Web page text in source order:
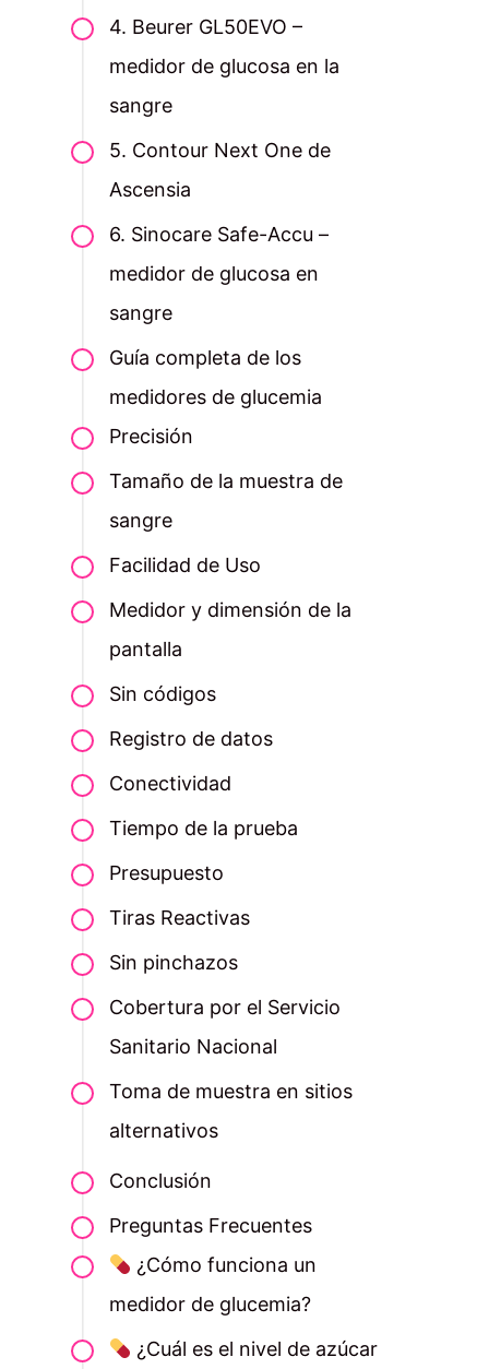
4. Beurer GL50EVO –
medidor de glucosa en la
sangre
5. Contour Next One de
Ascensia
6. Sinocare Safe-Accu –
medidor de glucosa en
sangre
Guía completa de los
medidores de glucemia
Precisión
Tamaño de la muestra de
sangre
Facilidad de Uso
Medidor y dimensión de la
pantalla
Sin códigos
Registro de datos
Conectividad
Tiempo de la prueba
Presupuesto
Tiras Reactivas
Sin pinchazos
Cobertura por el Servicio
Sanitario Nacional
Toma de muestra en sitios
alternativos
Conclusión
Preguntas Frecuentes
¿Cómo funciona un
medidor de glucemia?
¿Cuál es el nivel de azúcar